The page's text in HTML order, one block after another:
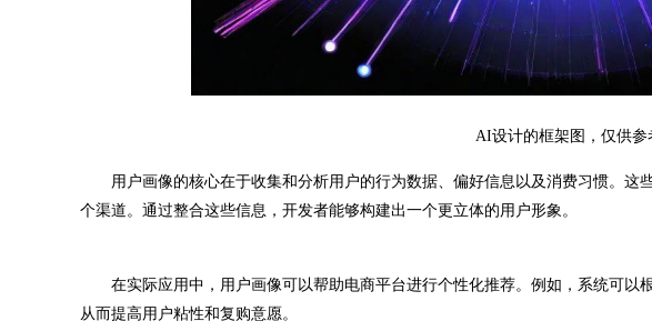
AI设计的框架图，仅供参
用户画像的核心在于收集和分析用户的行为数据、偏好信息以及消费习惯。这
个渠道。通过整合这些信息，开发者能够构建出一个更立体的用户形象。
在实际应用中，用户画像可以帮助电商平台进行个性化推荐。例如，系统可以
从而提高用户粘性和复购意愿。